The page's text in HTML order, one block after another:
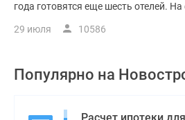
года готовятся еще шесть отелей.
29 июля 10586
Популярно на